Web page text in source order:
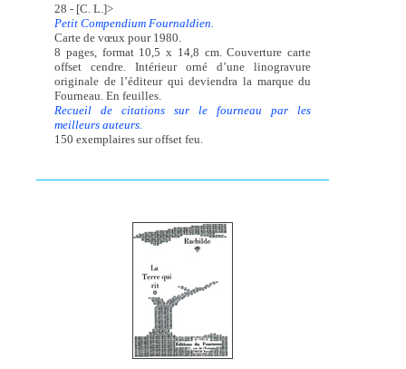
28 - [C. L.]>
Petit Compendium Fournaldien.
Carte de vœux pour 1980.
8 pages, format 10,5 x 14,8 cm. Couverture carte
offset cendre. Intérieur orné d’une linogravure
originale de l’éditeur qui deviendra la marque du
Fourneau. En feuilles.
Recueil de citations sur le fourneau par les
meilleurs auteurs.
150 exemplaires sur offset feu.